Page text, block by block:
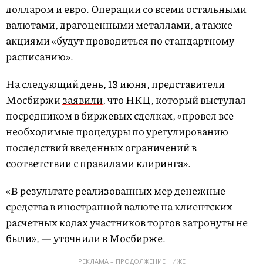
долларом и евро. Операции со всеми остальными
валютами, драгоценными металлами, а также
акциями «будут проводиться по стандартному
расписанию».
На следующий день, 13 июня, представители
Мосбиржизаявили, что НКЦ, который выступал
посредником в биржевых сделках, «провел все
необходимые процедуры по урегулированию
последствий введенных ограничений в
соответствии с правилами клиринга».
«В результате реализованных мер денежные
средства в иностранной валюте на клиентских
расчетных кодах участников торгов затронуты не
были», — уточнили в Мосбирже.
РЕКЛАМА – ПРОДОЛЖЕНИЕ НИЖЕ